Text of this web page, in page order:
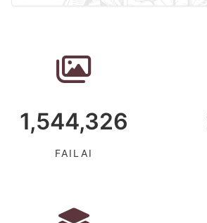
1,544,326
FAILAI